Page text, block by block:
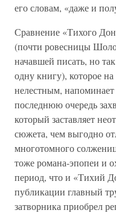
его словам, «даже и
Сравнение «Тихого
(почти ровесницы
начавшей писать, но
одну книгу), которое
нелестным,
последнюю очередь
который заставляет
сюжета, чем выгодно
многотомного
тоже романа-эпопеи и
период, что и «Тихий
публикации главный
затворника приобрел